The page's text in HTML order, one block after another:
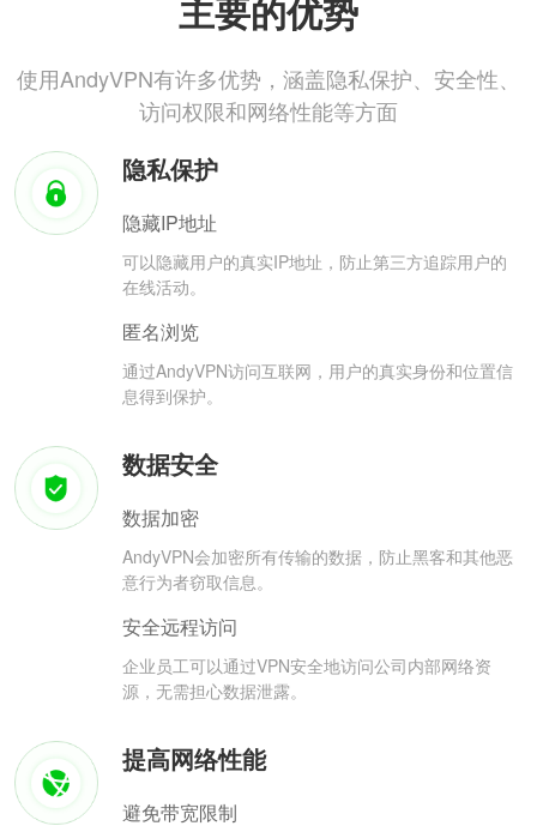
主要的优势
使用AndyVPN有许多优势，涵盖隐私保护、安全性、
访问权限和网络性能等方面
隐私保护
隐藏IP地址
可以隐藏用户的真实IP地址，防止第三方追踪用户的
在线活动。
匿名浏览
通过AndyVPN访问互联网，用户的真实身份和位置信
息得到保护。
数据安全
数据加密
AndyVPN会加密所有传输的数据，防止黑客和其他恶
意行为者窃取信息。
安全远程访问
企业员工可以通过VPN安全地访问公司内部网络资
源，无需担心数据泄露。
提高网络性能
避免带宽限制